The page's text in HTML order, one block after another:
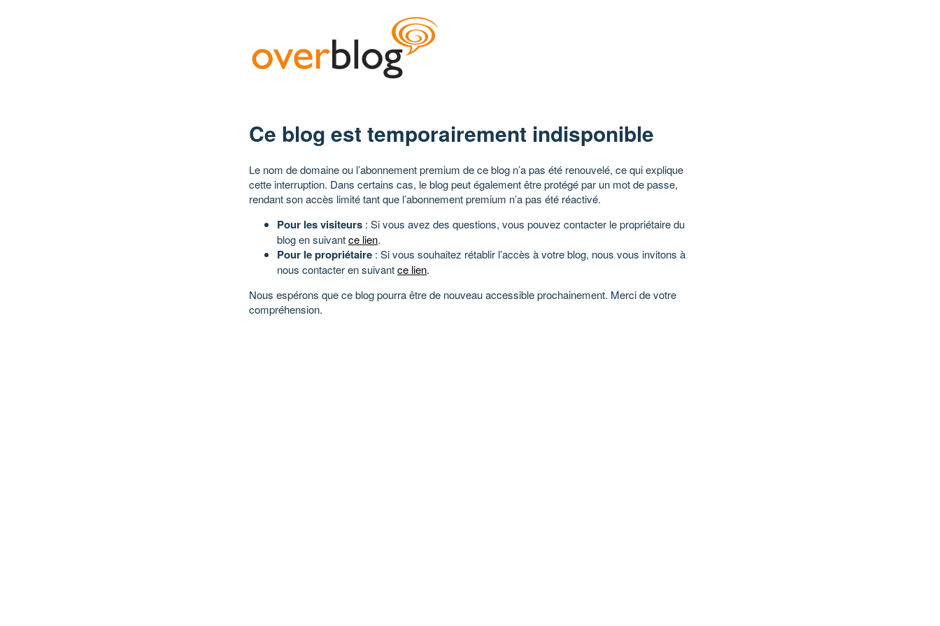
Ce blog est temporairement indisponible
Le nom de domaine ou l’abonnement premium de ce blog n’a pas été renouvelé, ce qui explique
cette interruption. Dans certains cas, le blog peut également être protégé par un mot de passe,
rendant son accès limité tant que l’abonnement premium n’a pas été réactivé.
Pour les visiteurs : Si vous avez des questions, vous pouvez contacter le propriétaire du
blog en suivantce lien.
Pour le propriétaire : Si vous souhaitez rétablir l’accès à votre blog, nous vous invitons à
nous contacter en suivantce lien.
Nous espérons que ce blog pourra être de nouveau accessible prochainement. Merci de votre
compréhension.